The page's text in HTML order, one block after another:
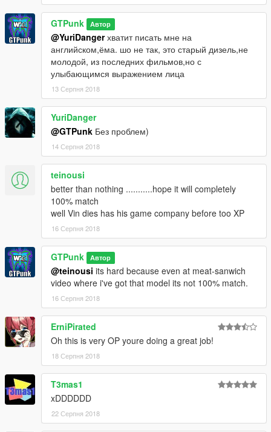
GTPunk Автор
@YuriDangerхватит писать мне на
английском,ёма. шо не так, это старый дизель,не
молодой, из последних фильмов,но с
улыбающимся выражением лица
13 Серпня 2018
YuriDanger
@GTPunk Без проблем)
14 Серпня 2018
teinousi
better than nothing ...........hope it will completely
100% match
well Vin dies has his game company before too XP
16 Серпня 2018
GTPunk Автор
@teinousi its hard because even at meat-sanwich
video where i've got that model its not 100% match.
16 Серпня 2018
ErniPirated
Oh this is very OP youre doing a great job!
18 Серпня 2018
T3mas1
xDDDDDD
22 Серпня 2018